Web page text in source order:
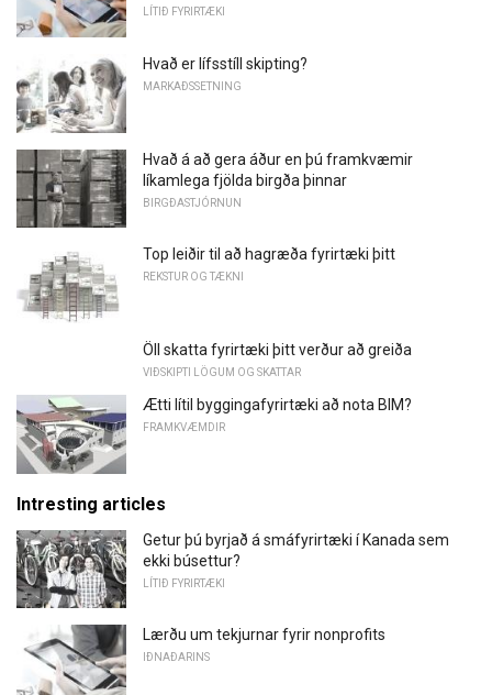
LÍTIÐ FYRIRTÆKI
Hvað er lífsstíll skipting?
MARKAÐSSETNING
Hvað á að gera áður en þú framkvæmir
líkamlega fjölda birgða þinnar
BIRGÐASTJÓRNUN
Top leiðir til að hagræða fyrirtæki þitt
REKSTUR OG TÆKNI
Öll skatta fyrirtæki þitt verður að greiða
VIÐSKIPTI LÖGUM OG SKATTAR
Ætti lítil byggingafyrirtæki að nota BIM?
FRAMKVÆMDIR
Intresting articles
Getur þú byrjað á smáfyrirtæki í Kanada sem
ekki búsettur?
LÍTIÐ FYRIRTÆKI
Lærðu um tekjurnar fyrir nonprofits
IÐNAÐARINS